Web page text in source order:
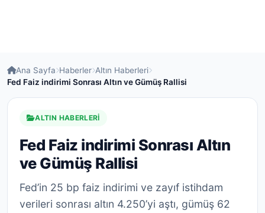
Ana Sayfa Haberler Altın Haberleri
Fed Faiz indirimi Sonrası Altın ve Gümüş Rallisi
ALTIN HABERLERI
Fed Faiz indirimi Sonrası Altın
ve Gümüş Rallisi
Fed’in 25 bp faiz indirimi ve zayıf istihdam
verileri sonrası altın 4.250’yi aştı, gümüş 62